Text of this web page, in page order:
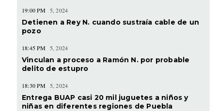
19:00 PM 5, 2024
Detienen a Rey N. cuando sustraía cable de un
pozo
18:45 PM 5, 2024
Vinculan a proceso a Ramón N. por probable
delito de estupro
18:30 PM 5, 2024
Entrega BUAP casi 20 mil juguetes a niños y
niñas en diferentes regiones de Puebla